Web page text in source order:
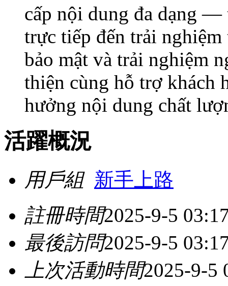
cấp nội dung đa dạng
trực tiếp đến trải
bảo mật và trải nghiệm
thiện cùng hỗ trợ khách
hưởng nội dung chất
活躍概況
用戶組 新手上路
註冊時間2025-9-5
最後訪問2025-9-5
上次活動時間2025-9-5